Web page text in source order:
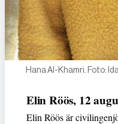
Hana Al-Khamri. Foto:
Elin Röös, 12
Elin Röös är